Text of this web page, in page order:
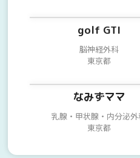
golf GTI
脳神経外科
東京都
なみずママ
乳腺・甲状腺・内分泌
東京都